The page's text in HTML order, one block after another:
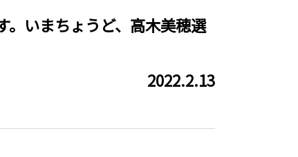
。いまちょうど、高木美穂選
2022.2.13